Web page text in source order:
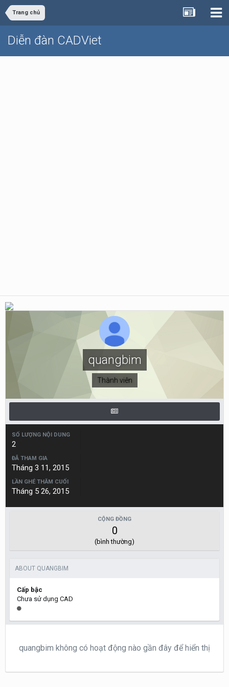
Trang chủ
Diễn đàn CADViet
quangbim
Thành viên
SỐ LƯỢNG NỘI DUNG
2
ĐÃ THAM GIA
Tháng 3 11, 2015
LẦN GHÉ THĂM CUỐI
Tháng 5 26, 2015
CỘNG ĐỒNG
0
(bình thường)
ABOUT QUANGBIM
Cấp bậc
Chưa sử dụng CAD
quangbim không có hoạt động nào gần đây để hiển thị